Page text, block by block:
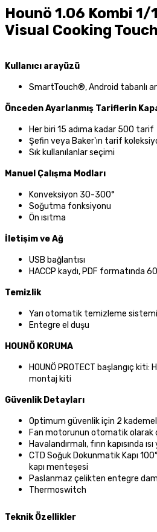
Hounö 1.06 Kombi 1/1
Visual Cooking
Kullanıcı arayüzü
SmartTouch®, Android tabanlı
Önceden Ayarlanmış Tariflerin
Her biri 15 adıma kadar 500 tarif
Şefin veya Baker'ın tarif
Sık kullanılanlar seçimi
Manuel Çalışma Modları
Konveksiyon 30-300°
Soğutma fonksiyonu
Ön ısıtma
İletişim ve Ağ
USB bağlantısı
HACCP kaydı, PDF formatında
Temizlik
Yarı otomatik temizleme sistemi
Entegre el duşu
HOUNÖ KORUMA
HOUNÖ PROTECT başlangıç
montaj kiti
Güvenlik Detayları
Optimum güvenlik için 2
Fan motorunun otomatik olarak
Havalandırmalı, fırın kapısında
CTD Soğuk Dokunmatik Kapı
kapı menteşesi
Paslanmaz çelikten entegre
Thermoswitch
Teknik Özellikler